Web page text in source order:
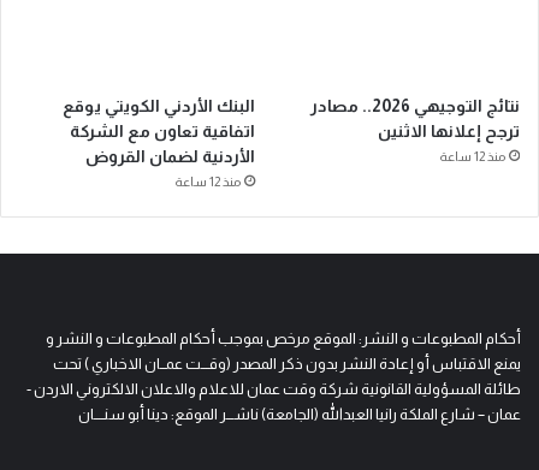
نتائج التوجيهي 2026.. مصادر
ترجح إعلانها الاثنين
منذ 12 ساعة
البنك الأردني الكويتي يوقع
اتفاقية تعاون مع الشركة
الأردنية لضمان القروض
منذ 12 ساعة
أحكام المطبوعات و النشر: الموقع مرخص بموجب أحكام المطبوعات و النشر و
يمنع الاقتباس أو إعادة النشر بدون ذكر المصدر (وقـــت عمــان الاخباري ) تحت
طائلة المسؤولية القانونية شركة وقت عمان للاعلام والاعلان الالكتروني الاردن -
عمان – شارع الملكة رانيا العبدالله (الجامعة) ناشـــر الموقع: دينا أبو سنــــان